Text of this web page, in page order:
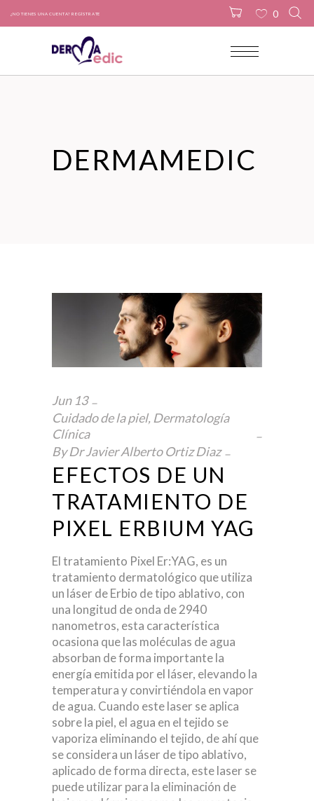
¿NO TIENES UNA CUENTA? REGÍSTRATE
No products in the cart.
0
DERMAMEDIC
Jun 13
Cuidado de la piel, Dermatología
Clínica
ByDr Javier Alberto Ortiz Diaz
EFECTOS DE UN
TRATAMIENTO DE
PIXEL ERBIUM YAG
El tratamiento Pixel Er:YAG, es un
tratamiento dermatológico que utiliza
un láser de Erbio de tipo ablativo, con
una longitud de onda de 2940
nanometros, esta característica
ocasiona que las moléculas de agua
absorban de forma importante la
energía emitida por el láser, elevando la
temperatura y convirtiéndola en vapor
de agua. Cuando este laser se aplica
sobre la piel, el agua en el tejido se
vaporiza eliminando el tejido, de ahí que
se considera un láser de tipo ablativo,
aplicado de forma directa, este laser se
puede utilizar para la eliminación de